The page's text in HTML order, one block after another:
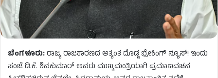
ಬೆಂಗಳೂರು:ರಾಜ್ಯ ರಾಜಕಾರಣದ ಅತ್ಯಂತ ದೊಡ್ಡ ಬ್ರೇಕಿಂಗ್ ನ್ಯೂಸ್! ಇಂದು
ಸಂಜೆ ಡಿ.ಕೆ. ಶಿವಕುಮಾರ್ ಅವರು ಮುಖ್ಯಮಂತ್ರಿಯಾಗಿ ಪ್ರಮಾಣವಚನ